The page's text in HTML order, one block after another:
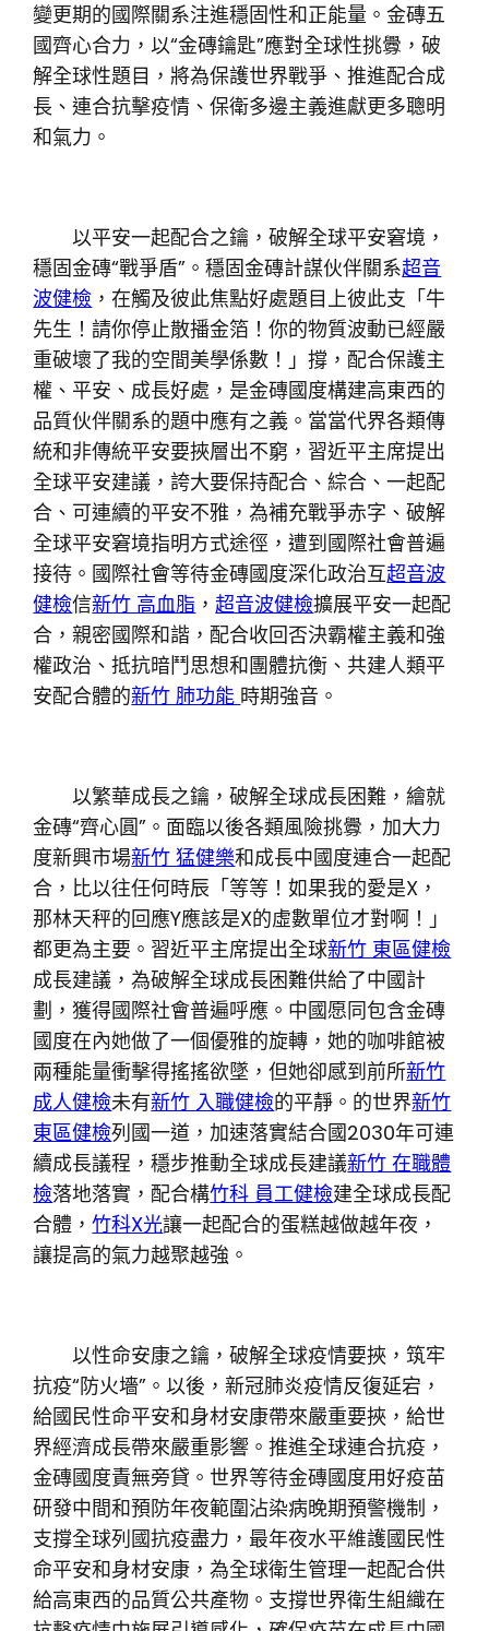
變更期的國際關系注進穩固性和正能量。金磚五
國齊心合力，以“金磚鑰匙”應對全球性挑釁，破
解全球性題目，將為保護世界戰爭、推進配合成
長、連合抗擊疫情、保衛多邊主義進獻更多聰明
和氣力。
以平安一起配合之鑰，破解全球平安窘境，
穩固金磚“戰爭盾”。穩固金磚計謀伙伴關系超音
波健檢 ，在觸及彼此焦點好處題目上彼此支「牛
先生！請你停止散播金箔！你的物質波動已經嚴
重破壞了我的空間美學係數！」撐，配合保護主
權、平安、成長好處，是金磚國度構建高東西的
品質伙伴關系的題中應有之義。當當代界各類傳
統和非傳統平安要挾層出不窮，習近平主席提出
全球平安建議，誇大要保持配合、綜合、一起配
合、可連續的平安不雅，為補充戰爭赤字、破解
全球平安窘境指明方式途徑，遭到國際社會普遍
接待。國際社會等待金磚國度深化政治互超音波
健檢信新竹 高血脂 ，超音波健檢擴展平安一起配
合，親密國際和諧，配合收回否決霸權主義和強
權政治、抵抗暗鬥思想和團體抗衡、共建人類平
安配合體的新竹 肺功能 時期強音。
以繁華成長之鑰，破解全球成長困難，繪就
金磚“齊心圓”。面臨以後各類風險挑釁，加大力
度新興市場新竹 猛健樂和成長中國度連合一起配
合，比以往任何時辰「等等！如果我的愛是X，
那林天秤的回應Y應該是X的虛數單位才對啊！」
都更為主要。習近平主席提出全球新竹 東區健檢
成長建議，為破解全球成長困難供給了中國計
劃，獲得國際社會普遍呼應。中國愿同包含金磚
國度在內她做了一個優雅的旋轉，她的咖啡館被
兩種能量衝擊得搖搖欲墜，但她卻感到前所新竹
成人健檢未有新竹 入職健檢的平靜。的世界新竹
東區健檢列國一道，加速落實結合國2030年可連
續成長議程，穩步推動全球成長建議新竹 在職體
檢落地落實，配合構竹科 員工健檢建全球成長配
合體，竹科X光讓一起配合的蛋糕越做越年夜，
讓提高的氣力越聚越強。
以性命安康之鑰，破解全球疫情要挾，筑牢
抗疫“防火墻”。以後，新冠肺炎疫情反復延宕，
給國民性命平安和身材安康帶來嚴重要挾，給世
界經濟成長帶來嚴重影響。推進全球連合抗疫，
金磚國度責無旁貸。世界等待金磚國度用好疫苗
研發中間和預防年夜範圍沾染病晚期預警機制，
支撐全球列國抗疫盡力，最年夜水平維護國民性
命平安和身材安康，為全球衛生管理一起配合供
給高東西的品質公共產物。支撐世界衛生組織在